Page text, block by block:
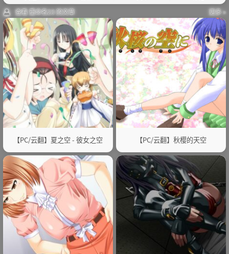
查看 重命名23 的文章
更多 »
【PC/云翻】夏之空 - 彼女之空 【PC/云翻】秋樱的天空